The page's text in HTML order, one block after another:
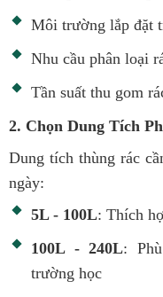
Môi trường lắp đặt
Nhu cầu phân loại
Tần suất thu gom
2. Chọn Dung Tích
Dung tích thùng rác
ngày:
5L - 100L: Thích
100L - 240L:
trường học